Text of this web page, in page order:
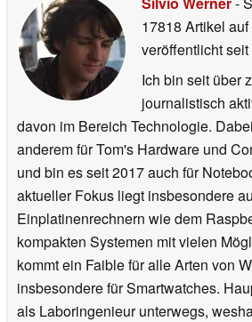
17818 Artikel
veröffentlicht
Ich bin seit über
journalistisch
davon im Bereich Technologie.
anderem für Tom's Hardware und
und bin es seit 2017 auch für
aktueller Fokus liegt insbesondere
Einplatinenrechnern wie dem
kompakten Systemen mit vielen
kommt ein Faible für alle Arten von
insbesondere für Smartwatches.
als Laboringenieur unterwegs,